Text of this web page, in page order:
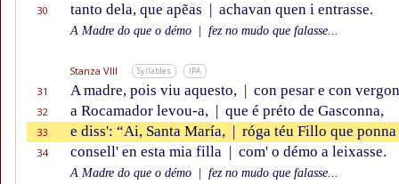
30 tanto dela, que apẽas | achavan quen i entrasse.
A Madre do que o démo fez no mudo que falasse...
Stanza VIII Syllables IPA
31 A madre, pois viu aquesto, | con pesar e con
32 a Rocamador levou-a, | que é préto de Gasconna,
33 e diss': “Ai, Santa María, | róga téu Fillo que ponna
34 consell' en esta mia filla | com' o démo a leixasse.
A Madre do que o démo fez no mudo que falasse...